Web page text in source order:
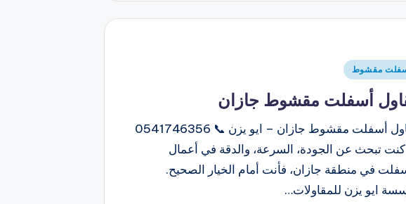
مقشوط
أسفلت مقشوط جازان
مقاول أسفلت مقشوط جازان – ايو يزن 📞 0541746356
كنت تبحث عن الجودة، السرعة، والدقة في أعمال
في منطقة جازان، فأنت أمام الخيار الصحيح.
ايو يزن للمقاولات…